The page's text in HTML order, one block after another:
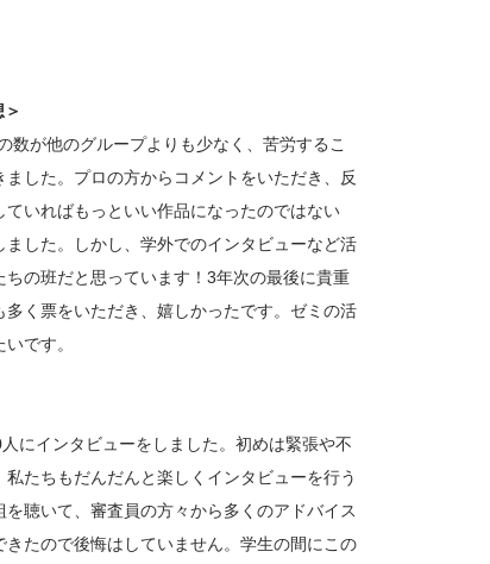
が他のグループよりも少なく、苦労するこ
した。プロの方からコメントをいただき、反
いればもっといい作品になったのではない
した。しかし、学外でのインタビューなど活
の班だと思っています！3年次の最後に貴重
く票をいただき、嬉しかったです。ゼミの活
です。
にインタビューをしました。初めは緊張や不
たちもだんだんと楽しくインタビューを行う
聴いて、審査員の方々から多くのアドバイス
たので後悔はしていません。学生の間にこの